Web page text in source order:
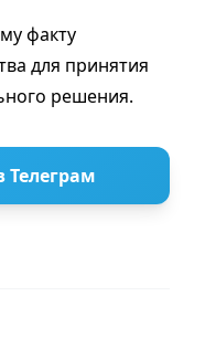
факту
для принятия
решения.